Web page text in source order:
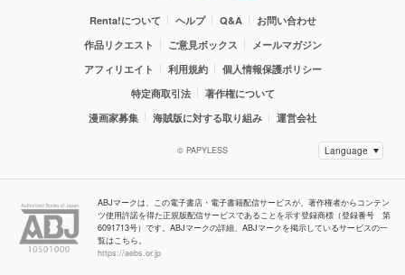
Renta!について ヘルプ Q&A
お問い合わせ
作品リクエスト
ご意見ボックス
メールマガジン
アフィリエイト
利用規約
個人情報保護ポリシー
特定商取引法
著作権について
漫画家募集
海賊版に対する取り組み 運営会社
© PAPYLESS
ABJマークは、この電子書店・電子書籍配信サービスが、著作権者からコンテン
ツ使用許諾を得た正規版配信サービスであることを示す登録商標（登録番号 第
6091713号）です。ABJマークの詳細、ABJマークを掲示しているサービスの一
覧はこちら。
https://aebs.or.jp